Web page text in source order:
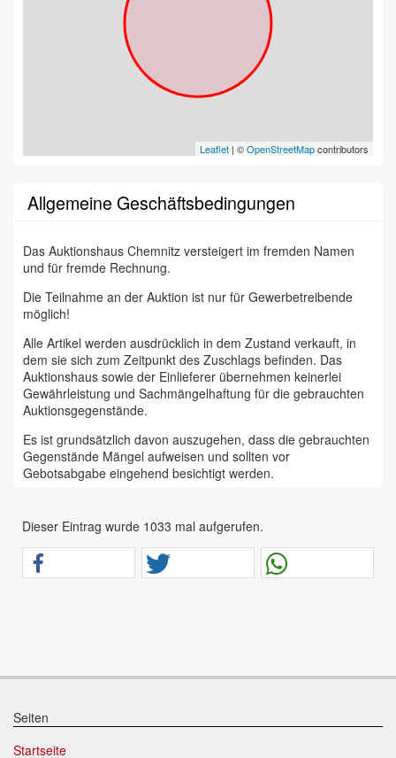
Leaflet | ©OpenStreetMapcontributors
Allgemeine Geschäftsbedingungen
Das Auktionshaus Chemnitz versteigert im fremden Namen
und für fremde Rechnung.
Die Teilnahme an der Auktion ist nur für Gewerbetreibende
möglich!
Alle Artikel werden ausdrücklich in dem Zustand verkauft, in
dem sie sich zum Zeitpunkt des Zuschlags befinden. Das
Auktionshaus sowie der Einlieferer übernehmen keinerlei
Gewährleistung und Sachmängelhaftung für die gebrauchten
Auktionsgegenstände.
Es ist grundsätzlich davon auszugehen, dass die gebrauchten
Gegenstände Mängel aufweisen und sollten vor
Gebotsabgabe eingehend besichtigt werden.
dass sämtliche zum Verkauf stehende Artikel ungeprüft sind.
Bei allen zum Verkauf stehenden Fahrzeugen und Maschinen
ist davon auszugehen, dass diese bereits einen nicht
unerheblichen Vorschaden erlitten haben.
Wir weisen eindringlich darauf hin, dass Gebote nur
einverstanden sind und diese bedingungslos akzeptieren.
Dieser Eintrag wurde 1033 mal aufgerufen.
Seiten
Startseite